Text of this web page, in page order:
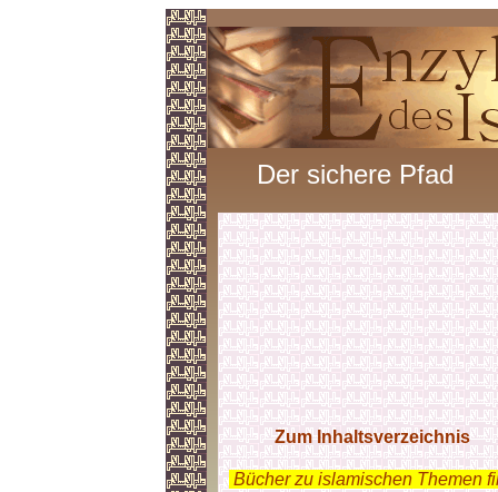
Der sichere Pfad
Zum Inhaltsverzeichnis
Bücher zu islamischen Themen